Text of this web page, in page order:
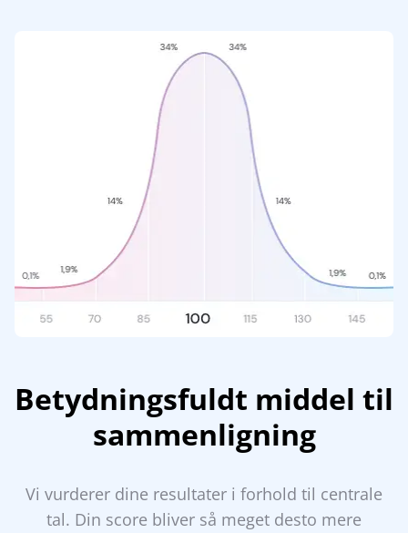
Betydningsfuldt middel til
sammenligning
Vi vurderer dine resultater i forhold til centrale
tal. Din score bliver så meget desto mere